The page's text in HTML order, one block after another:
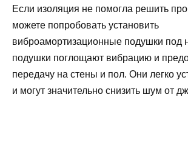
Если изоляция не помогла решить
можете попробовать установить
виброамортизационные подушки под
подушки поглощают вибрацию и
передачу на стены и пол. Они легко
и могут значительно снизить шум от